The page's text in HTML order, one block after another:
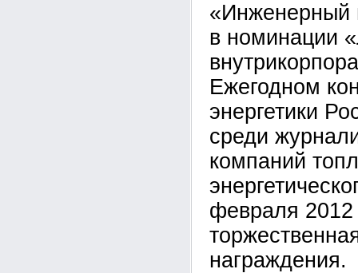
«Инженерный
в номинации
Ежегодном
энергетики
среди
компаний
февраля 2012
награждения.